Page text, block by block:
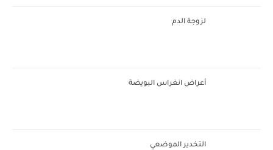
لزوجة الدم
أعراض انغراس البويضة
التخدير الموضعي